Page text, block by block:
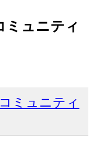
ミュニティ
ミュニティ